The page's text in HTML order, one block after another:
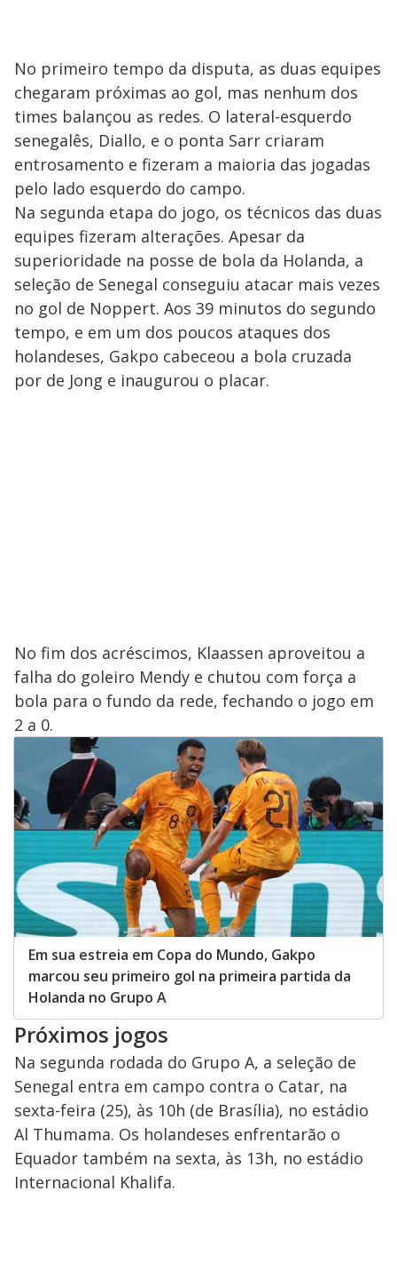
No primeiro tempo da disputa, as duas equipes
chegaram próximas ao gol, mas nenhum dos
times balançou as redes. O lateral-esquerdo
senegalês, Diallo, e o ponta Sarr criaram
entrosamento e fizeram a maioria das jogadas
pelo lado esquerdo do campo.
Na segunda etapa do jogo, os técnicos das duas
equipes fizeram alterações. Apesar da
superioridade na posse de bola da Holanda, a
seleção de Senegal conseguiu atacar mais vezes
no gol de Noppert. Aos 39 minutos do segundo
tempo, e em um dos poucos ataques dos
holandeses, Gakpo cabeceou a bola cruzada
por de Jong e inaugurou o placar.
No fim dos acréscimos, Klaassen aproveitou a
falha do goleiro Mendy e chutou com força a
bola para o fundo da rede, fechando o jogo em
2 a 0.
Em sua estreia em Copa do Mundo, Gakpo
marcou seu primeiro gol na primeira partida da
Holanda no Grupo A
Próximos jogos
Na segunda rodada do Grupo A, a seleção de
Senegal entra em campo contra o Catar, na
sexta-feira (25), às 10h (de Brasília), no estádio
Al Thumama. Os holandeses enfrentarão o
Equador também na sexta, às 13h, no estádio
Internacional Khalifa.